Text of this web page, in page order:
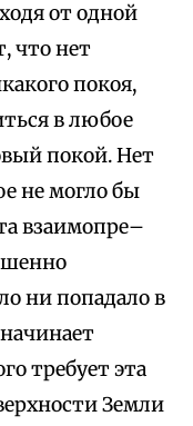
от одной
что нет
покоя,
в любое
покой. Нет
не могло бы
взаимопре–
ни попадало в
требует эта
Земли